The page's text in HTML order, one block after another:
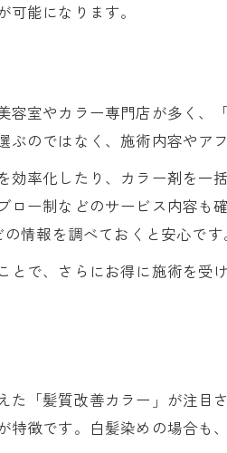
能になります。
室やカラー専門店が多く
のではなく、施術内容やア
率化したり、カラー剤を
ロー制などのサービス内容
情報を調べておくと安心です
とで、さらにお得に施術を
「髪質改善カラー」が注
徴です。白髪染めの場合も